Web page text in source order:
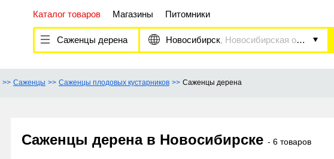
Каталог товаров Магазины Питомники
Саженцы дерена Новосибирск, Новосибирская область
Саженцы Саженцы плодовых кустарников Саженцы дерена
Саженцы дерена в Новосибирске - 6 товаров